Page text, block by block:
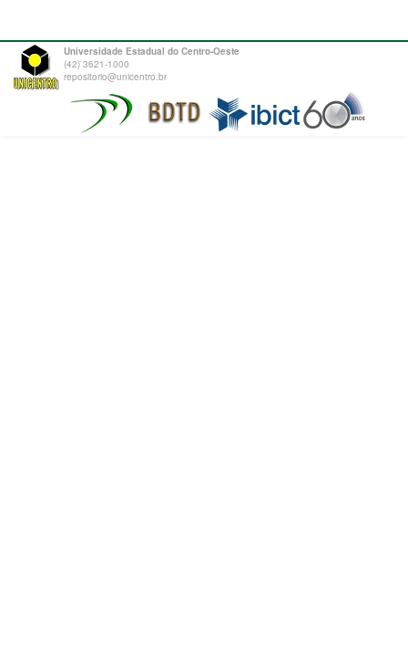
Universidade Estadual do Centro-Oeste
(42) 3621-1000
repositorio@unicentro.br